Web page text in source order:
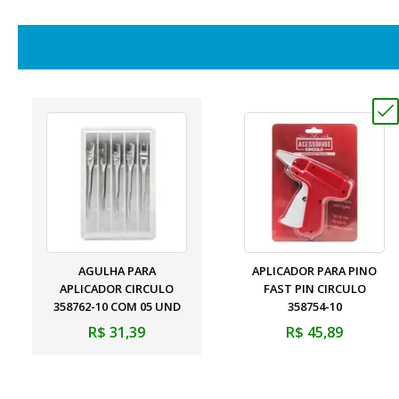
AGULHA PARA
APLICADOR CIRCULO
358762-10 COM 05 UND
R$ 31,39
APLICADOR PARA PINO
FAST PIN CIRCULO
358754-10
R$ 45,89